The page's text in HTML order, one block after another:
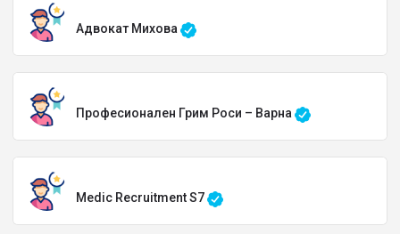
Адвокат Михова
Професионален Грим Роси – Варна
Medic Recruitment S7